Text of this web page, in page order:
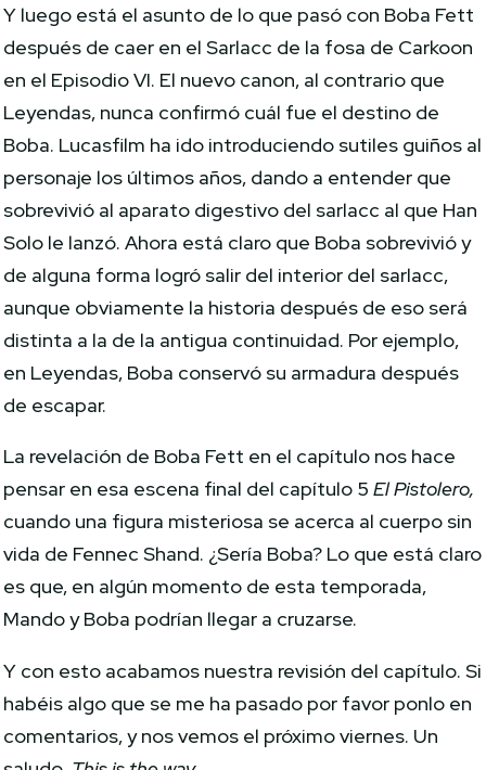
Y luego está el asunto de lo que pasó con Boba Fett
después de caer en el Sarlacc de la fosa de Carkoon
en el Episodio VI. El nuevo canon, al contrario que
Leyendas, nunca confirmó cuál fue el destino de
Boba. Lucasfilm ha ido introduciendo sutiles guiños al
personaje los últimos años, dando a entender que
sobrevivió al aparato digestivo del sarlacc al que Han
Solo le lanzó. Ahora está claro que Boba sobrevivió y
de alguna forma logró salir del interior del sarlacc,
aunque obviamente la historia después de eso será
distinta a la de la antigua continuidad. Por ejemplo,
en Leyendas, Boba conservó su armadura después
de escapar.
La revelación de Boba Fett en el capítulo nos hace
pensar en esa escena final del capítulo 5El Pistolero,
cuando una figura misteriosa se acerca al cuerpo sin
vida de Fennec Shand. ¿Sería Boba? Lo que está claro
es que, en algún momento de esta temporada,
Mando y Boba podrían llegar a cruzarse.
Y con esto acabamos nuestra revisión del capítulo. Si
habéis algo que se me ha pasado por favor ponlo en
comentarios, y nos vemos el próximo viernes. Un